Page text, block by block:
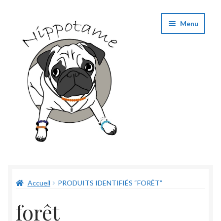
navigation
contenu
Menu
Panier
Validation de commande
Accueil PRODUITS IDENTIFIÉS “FORÊT”
forêt